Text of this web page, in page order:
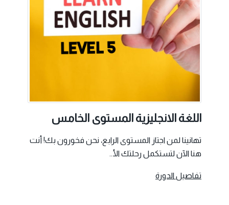
اللغة الانجليزية المستوى الخامس
تهانينا لمن اجتاز المستوى الرابع، نحن فخورون بك! أنت
هنا الآن لتستكمل رحلتك الأ..
تفاصيل الدورة